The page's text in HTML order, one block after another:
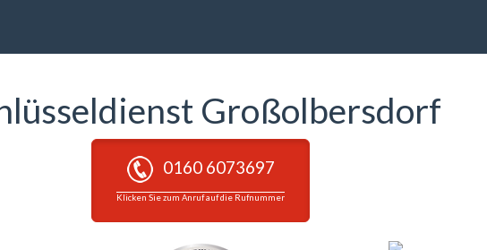
Großolbersdorf
0160 6073697
Klicken Sie zum Anruf auf die Rufnummer